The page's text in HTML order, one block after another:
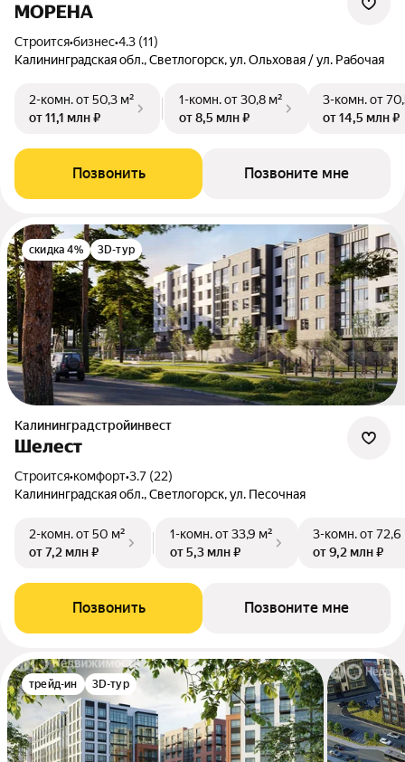
МОРЕНА
Строится•бизнес•4.3 (11)
Калининградская обл., Светлогорск, ул. Ольховая / ул. Рабочая
2-комн.от 50,3 м²
от 11,1 млн ₽
1-комн.от 30,8 м²
от 8,5 млн ₽
3-комн.от
от 14,5 млн ₽
Позвонить Позвоните мне
скидка 4% 3D-тур
Калининградстройинвест
Шелест
Строится•комфорт•3.7 (22)
Калининградская обл., Светлогорск, ул. Песочная
2-комн.от 50 м²
от 7,2 млн ₽
1-комн.от 33,9 м²
от 5,3 млн ₽
3-комн.от 72,6
от 9,2 млн ₽
Позвонить Позвоните мне
трейд-ин 3D-тур